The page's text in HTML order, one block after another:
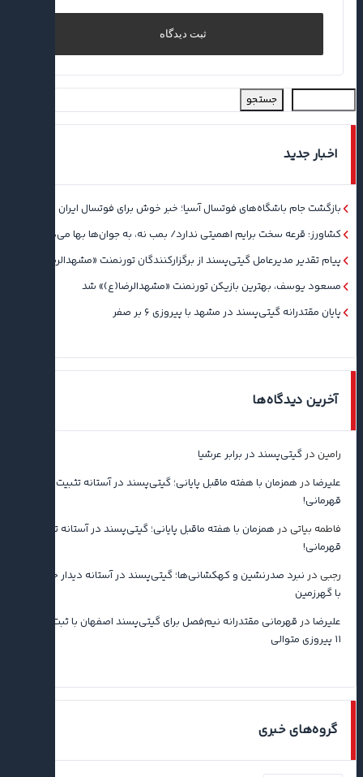
جستجو
اخبار جدید
بازگشت جام باشگاه‌های فوتسال آسیا؛ خبر خوش برای فوتسال ایران
کشاورز: قرعه سخت برایم اهمیتی ندارد/ بمب نه، به جوان‌ها بها می‌دهم
پیام تقدیر مدیرعامل گیتی‌پسند از برگزارکنندگان تورنمنت «مشهدالرضا(ع)»
مسعود یوسف، بهترین بازیکن تورنمنت «مشهدالرضا(ع)» شد
پایان مقتدرانه گیتی‌پسند در مشهد با پیروزی ۶ بر صفر
آخرین دیدگاه‌ها
رامین درگیتی‌پسند در برابر عرشیا
علیرضا در همزمان با هفته ماقبل پایانی؛ گیتی‌پسند در آستانه تثبیت
قهرمانی!
فاطمه بیاتی در همزمان با هفته ماقبل پایانی؛ گیتی‌پسند در آستانه تثبیت
قهرمانی!
رجبی در نبرد صدرنشین و کهکشانی‌ها؛ گیتی‌پسند در آستانه دیدار حساس
با گهرزمین
علیرضا در قهرمانی مقتدرانه نیم‌فصل برای گیتی‌پسند اصفهان با ثبت رکورد
۱۱ پیروزی متوالی
گروه‌های خبری